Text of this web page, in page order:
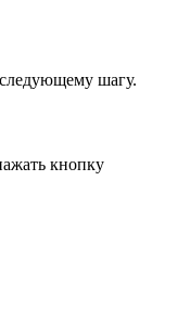
шагу.
кнопку